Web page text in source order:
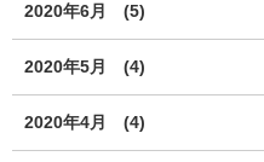
2020年6月 (5)
2020年5月 (4)
2020年4月 (4)